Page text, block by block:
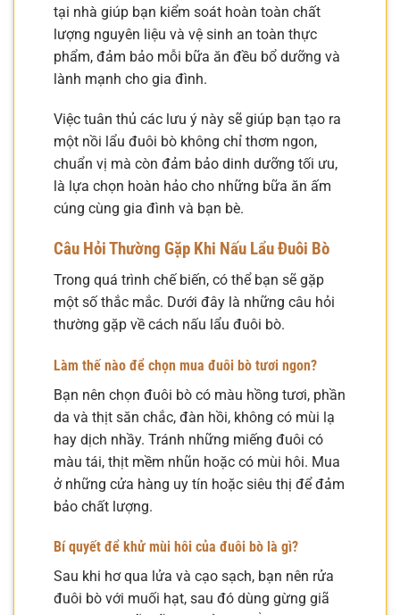
tại nhà giúp bạn kiểm soát hoàn toàn chất
lượng nguyên liệu và vệ sinh an toàn thực
phẩm, đảm bảo mỗi bữa ăn đều bổ dưỡng và
lành mạnh cho gia đình.
Việc tuân thủ các lưu ý này sẽ giúp bạn tạo ra
một nồi lẩu đuôi bò không chỉ thơm ngon,
chuẩn vị mà còn đảm bảo dinh dưỡng tối ưu,
là lựa chọn hoàn hảo cho những bữa ăn ấm
cúng cùng gia đình và bạn bè.
Câu Hỏi Thường Gặp Khi Nấu Lẩu Đuôi Bò
Trong quá trình chế biến, có thể bạn sẽ gặp
một số thắc mắc. Dưới đây là những câu hỏi
thường gặp về cách nấu lẩu đuôi bò.
Làm thế nào để chọn mua đuôi bò tươi ngon?
Bạn nên chọn đuôi bò có màu hồng tươi, phần
da và thịt săn chắc, đàn hồi, không có mùi lạ
hay dịch nhầy. Tránh những miếng đuôi có
màu tái, thịt mềm nhũn hoặc có mùi hôi. Mua
ở những cửa hàng uy tín hoặc siêu thị để đảm
bảo chất lượng.
Bí quyết để khử mùi hôi của đuôi bò là gì?
Sau khi hơ qua lửa và cạo sạch, bạn nên rửa
đuôi bò với muối hạt, sau đó dùng gừng giã